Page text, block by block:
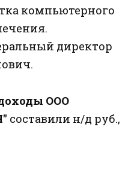
компьютерного
директор
ООО
составили н/д руб.,